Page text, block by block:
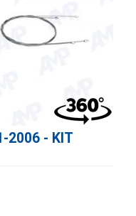
2006 - KIT